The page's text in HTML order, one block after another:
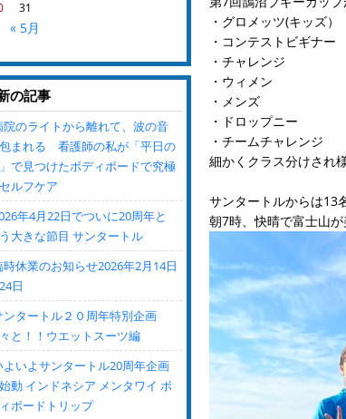
・グロメッツ(キッズ）
・コンテストビギナー
・チャレンジ
・ウィメン
・メンズ
・ドロップニー
・チームチャレンジ
細かくクラス分けされ
サンタートルからは13
朝7時、快晴で富士山
« 5月
31
の記事
院のライトから離れて、波の音
まれる 看護師の私が「平日の
で見つけたボディボードで究極
ルフケア
年4月22日でついに20周年と
大きな節目 サンタートル
時休業のお知らせ2026年2月14日
日
ンタートル２０周年特別企画
と！！ウエットスーツ編
よいよサンタートル20周年企画
動 インドネシア メンタワイ ボ
ボードトリップ